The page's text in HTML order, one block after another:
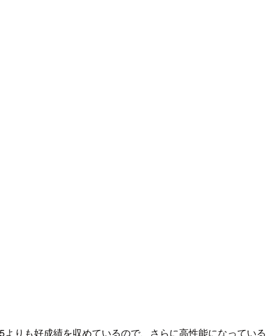
りも好成績を収めているので、さらに高性能になっている